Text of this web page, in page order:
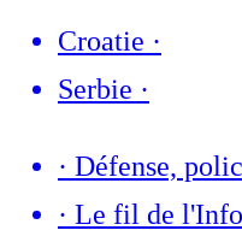
Croatie ·
Serbie ·
· Défense,
· Le fil de l'Info